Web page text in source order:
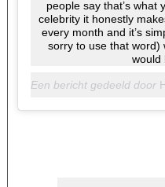
people say that’s what
celebrity it honestly
every month and it’s
sorry to use that word)
would
Een bericht gedeeld door